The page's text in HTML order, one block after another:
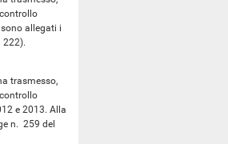
allegati i
222).
trasmesso,
e 2013. Alla
n. 259 del